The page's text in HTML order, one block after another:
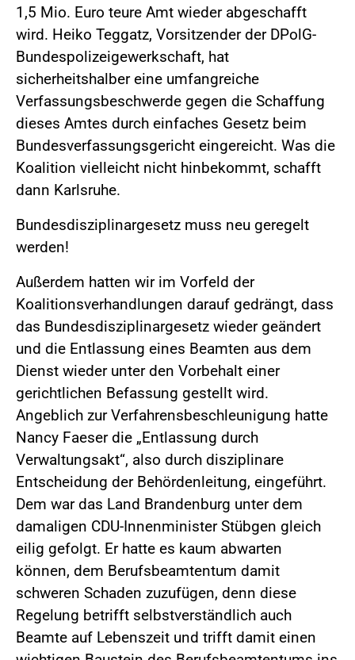
1,5 Mio. Euro teure Amt wieder abgeschafft
wird. Heiko Teggatz, Vorsitzender der DPolG-
Bundespolizeigewerkschaft, hat
sicherheitshalber eine umfangreiche
Verfassungsbeschwerde gegen die Schaffung
dieses Amtes durch einfaches Gesetz beim
Bundesverfassungsgericht eingereicht. Was die
Koalition vielleicht nicht hinbekommt, schafft
dann Karlsruhe.
Bundesdisziplinargesetz muss neu geregelt
werden!
Außerdem hatten wir im Vorfeld der
Koalitionsverhandlungen darauf gedrängt, dass
das Bundesdisziplinargesetz wieder geändert
und die Entlassung eines Beamten aus dem
Dienst wieder unter den Vorbehalt einer
gerichtlichen Befassung gestellt wird.
Angeblich zur Verfahrensbeschleunigung hatte
Nancy Faeser die „Entlassung durch
Verwaltungsakt“, also durch disziplinare
Entscheidung der Behördenleitung, eingeführt.
Dem war das Land Brandenburg unter dem
damaligen CDU-Innenminister Stübgen gleich
eilig gefolgt. Er hatte es kaum abwarten
können, dem Berufsbeamtentum damit
schweren Schaden zuzufügen, denn diese
Regelung betrifft selbstverständlich auch
Beamte auf Lebenszeit und trifft damit einen